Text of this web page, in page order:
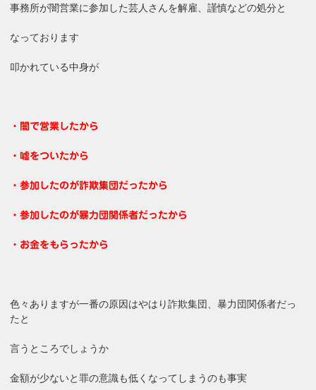
事務所が闇営業に参加した芸人さんを解雇、謹慎などの処分と
なっております
叩かれている中身が
・闇で営業したから
・嘘をついたから
・参加したのが詐欺集団だったから
・参加したのが暴力団関係者だったから
・お金をもらったから
色々ありますが一番の原因はやはり詐欺集団、暴力団関係者だっ
たと
言うところでしょうか
金額が少ないと罪の意識も低くなってしまうのも事実